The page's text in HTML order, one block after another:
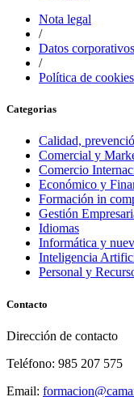
Nota legal
/
Datos corporativos
/
Política de cookies
Categorias
Calidad,
Comercial y
Comercio
Económico y
Formación in
Gestión
Idiomas
Informática y
Inteligencia
Personal y
Contacto
Dirección de contacto
Teléfono: 985 207 575
Email: